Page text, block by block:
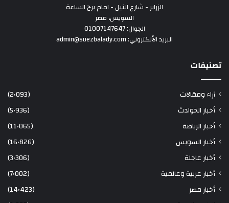
الزراير - شارع النيل - امام برج الساعة
السويس، مصر
الجوال: 01007147647
البريد الألكتروني: admin@suezbalady.com
تصنيفات
آراء ومقالات
(2٬093)
أخبار الحوادث
(5٬936)
أخبار الرياضة
(11٬065)
أخبار السويس
(16٬826)
أخبار عاجلة
(3٬306)
أخبار عربية وعالمية
(7٬002)
أخبار مصر
(14٬423)